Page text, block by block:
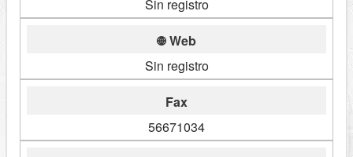
Sin registro
Web
Sin registro
Fax
56671034